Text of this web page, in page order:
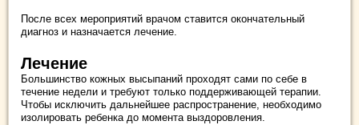
После всех мероприятий врачом ставится окончательный
диагноз и назначается лечение.
Лечение
Большинство кожных высыпаний проходят сами по себе в
течение недели и требуют только поддерживающей терапии.
Чтобы исключить дальнейшее распространение, необходимо
изолировать ребенка до момента выздоровления.